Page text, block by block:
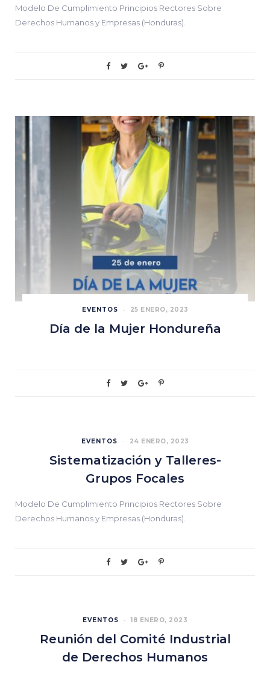
Modelo De Cumplimiento Principios Rectores Sobre
Derechos Humanos y Empresas (Honduras).
EVENTOS 25 ENERO, 2023
Día de la Mujer Hondureña
EVENTOS 24 ENERO, 2023
Sistematización y Talleres-
Grupos Focales
Modelo De Cumplimiento Principios Rectores Sobre
Derechos Humanos y Empresas (Honduras).
EVENTOS 18 ENERO, 2023
Reunión del Comité Industrial
de Derechos Humanos